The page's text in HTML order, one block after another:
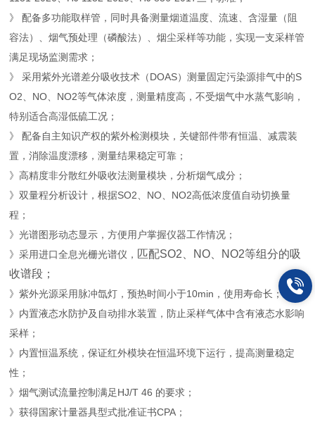
》 配备多功能取样管，同时具备测量烟道温度、流速、含湿量（阻
容法）、烟气预处理（磷酸法）、烟尘采样等功能，实现一支采样管
满足现场监测需求；
》 采用紫外光谱差分吸收技术（DOAS）测量固定污染源排气中的S
O2、NO、NO2等气体浓度，测量精度高，不受烟气中水蒸气影响，
特别适合高湿低硫工况；
》 配备自主知识产权的紫外检测模块，关键部件带有恒温、减震装
置，消除温度漂移，测量结果稳定可靠；
》高精度非分散红外吸收法测量模块，分析烟气成分；
》双量程分析设计，根据SO2、NO、NO2高低浓度值自动切换量
程；
》光谱图形动态显示，方便用户掌握仪器工作情况；
》采用进口全息光栅光谱仪， 匹配SO2、NO、NO2等组分的吸
收谱段；
》紫外光源采用脉冲氙灯，预热时间小于10min，使用寿命长；
》内置液态水防护及自动排水装置，防止采样气体中含有液态水影响
采样；
》内置恒温系统，保证红外模块在恒温环境下运行，提高测量稳定
性；
》烟气测试流量控制满足HJ/T 46 的要求；
》获得国家计量器具型式批准证书CPA；